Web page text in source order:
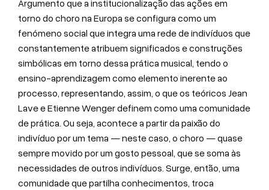
Argumento que a institucionalização das ações em
torno do choro na Europa se configura como um
fenómeno social que integra uma rede de indivíduos que
constantemente atribuem significados e construções
simbólicas em torno dessa prática musical, tendo o
ensino-aprendizagem como elemento inerente ao
processo, representando, assim, o que os teóricos Jean
Lave e Etienne Wenger definem como uma comunidade
de prática. Ou seja, acontece a partir da paixão do
indivíduo por um tema — neste caso, o choro — quase
sempre movido por um gosto pessoal, que se soma às
necessidades de outros indivíduos. Surge, então, uma
comunidade que partilha conhecimentos, troca